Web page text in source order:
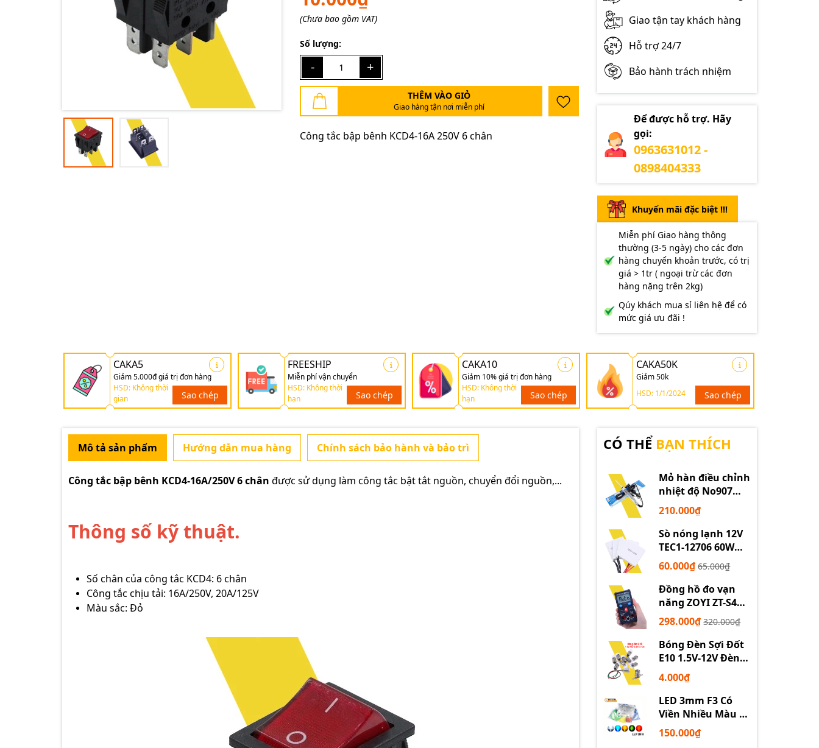
(Chưa bao gồm VAT)
Số lượng:
- +
THÊM VÀO GIỎ
Giao hàng tận nơi miễn phí
Công tắc bập bênh KCD4-16A 250V 6 chân
Giao tận tay khách hàng
Hỗ trợ 24/7
Bảo hành trách nhiệm
Để được hỗ trợ. Hãy
gọi:
0963631012 -
0898404333
Khuyến mãi đặc biệt !!!
Miễn phí Giao hàng thông
thường (3-5 ngày) cho các đơn
hàng chuyển khoản trước, có trị
giá > 1tr ( ngoại trừ các đơn
hàng nặng trên 2kg)
Qúy khách mua sỉ liên hệ để có
mức giá ưu đãi !
CAKA5
Giảm 5.000đ giá trị đơn hàng
HSD: Không thời
gian
Sao chép
FREESHIP
Miễn phí vận chuyển
HSD: Không thời
hạn
Sao chép
CAKA10
Giảm 10% giá trị đơn hàng
HSD: Không thời
hạn
Sao chép
CAKA50K
Giảm 50k
HSD: 1/1/2024
Sao chép
Điều kiện:
Mô tả sản phẩm Hướng dẫn mua hàng Chính sách bảo hành và bảo trì
Công tắc bập bênh KCD4-16A/250V 6 chân được sử dụng làm công tắc bật tắt nguồn, chuyển đổi nguồn,...
Thông số kỹ thuật.
Số chân của công tắc KCD4: 6 chân
Công tắc chịu tải: 16A/250V, 20A/125V
Màu sắc: Đỏ
CÓ THỂ BẠN THÍCH
Mỏ hàn điều chỉnh
nhiệt độ No907
60W 220V loại tốt
210.000₫
Sò nóng lạnh 12V
TEC1-12706 60W
12710 100W 12715
150W
60.000₫ 65.000₫
Đồng hồ đo vạn
năng ZOYI ZT-S4
tự động
298.000₫ 320.000₫
Bóng Đèn Sợi Đốt
E10 1.5V-12V Đèn
Thí Nghiệm STEM
4.000₫
LED 3mm F3 Có
Viền Nhiều Màu –
Trắng Đỏ Xanh
Dương Lục Vàng
150.000₫